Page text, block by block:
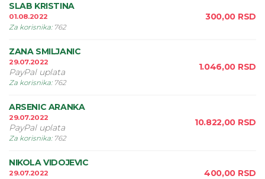
SLAB KRISTINA
01.08.2022
Za korisnika: 762
300,00 RSD
ZANA SMILJANIC
29.07.2022
PayPal uplata
Za korisnika: 762
1.046,00 RSD
ARSENIC ARANKA
29.07.2022
PayPal uplata
Za korisnika: 762
10.822,00 RSD
NIKOLA VIDOJEVIC
29.07.2022
400,00 RSD